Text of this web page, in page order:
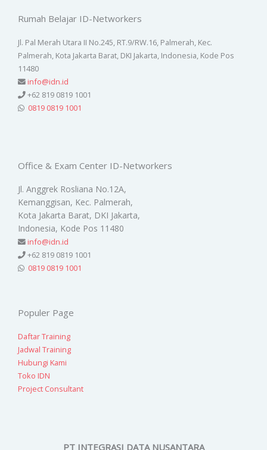
Rumah Belajar ID-Networkers
Jl. Pal Merah Utara II No.245, RT.9/RW.16, Palmerah, Kec.
Palmerah, Kota Jakarta Barat, DKI Jakarta, Indonesia, Kode Pos
11480
info@idn.id
+62 819 0819 1001
0819 0819 1001
Office & Exam Center ID-Networkers
Jl. Anggrek Rosliana No.12A,
Kemanggisan, Kec. Palmerah,
Kota Jakarta Barat, DKI Jakarta,
Indonesia, Kode Pos 11480
info@idn.id
+62 819 0819 1001
0819 0819 1001
Populer Page
Daftar Training
Jadwal Training
Hubungi Kami
Toko IDN
Project Consultant
PT INTEGRASI DATA NUSANTARA